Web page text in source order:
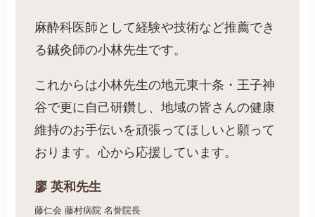
麻酔科医師として経験や技術など推薦でき
る鍼灸師の小林先生です。
これからは小林先生の地元東十条・王子神
谷で更に自己研鑽し、地域の皆さんの健康
維持のお手伝いを頑張ってほしいと願って
おります。心から応援しています。
廖 英和先生
藤仁会 藤村病院 名誉院長